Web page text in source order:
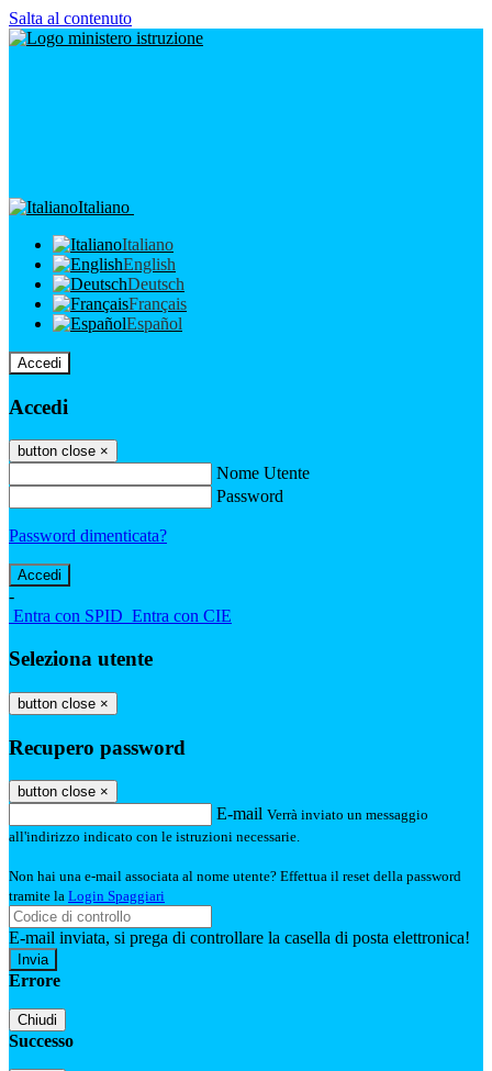
Salta al contenuto
Italiano
Italiano
English
Deutsch
Français
Español
Accedi
Accedi
button close ×
Nome Utente
Password
Password dimenticata?
-
Entra con SPID Entra con CIE
Seleziona utente
button close ×
Recupero password
button close ×
E-mail Verrà inviato un messaggio
all'indirizzo indicato con le istruzioni necessarie.
Non hai una e-mail associata al nome utente? Effettua il reset della password
tramite la Login Spaggiari
E-mail inviata, si prega di controllare la casella di posta elettronica!
Errore
Chiudi
Successo